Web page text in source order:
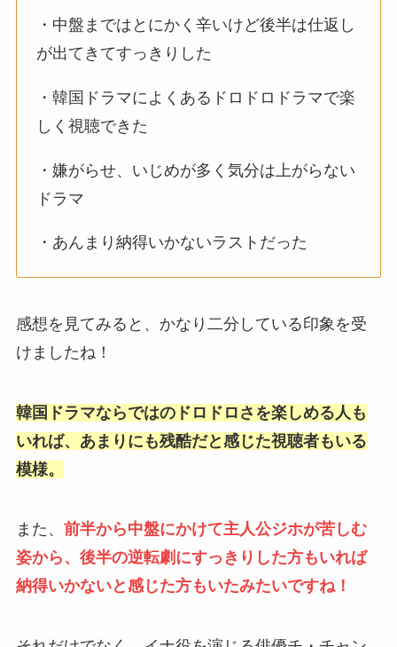
・中盤まではとにかく辛いけど後半は仕返し
が出てきてすっきりした
・韓国ドラマによくあるドロドロドラマで楽
しく視聴できた
・嫌がらせ、いじめが多く気分は上がらない
ドラマ
・あんまり納得いかないラストだった
感想を見てみると、かなり二分している印象を受
けましたね！
韓国ドラマならではのドロドロさを楽しめる人も
いれば、あまりにも残酷だと感じた視聴者もいる
模様。
また、 前半から中盤にかけて主人公ジホが苦しむ
姿から、後半の逆転劇にすっきりした方もいれば
納得いかないと感じた方もいたみたいですね！